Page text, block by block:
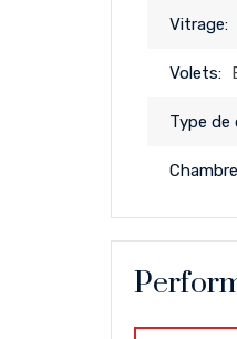
Vitrage:
Volets:
Type de